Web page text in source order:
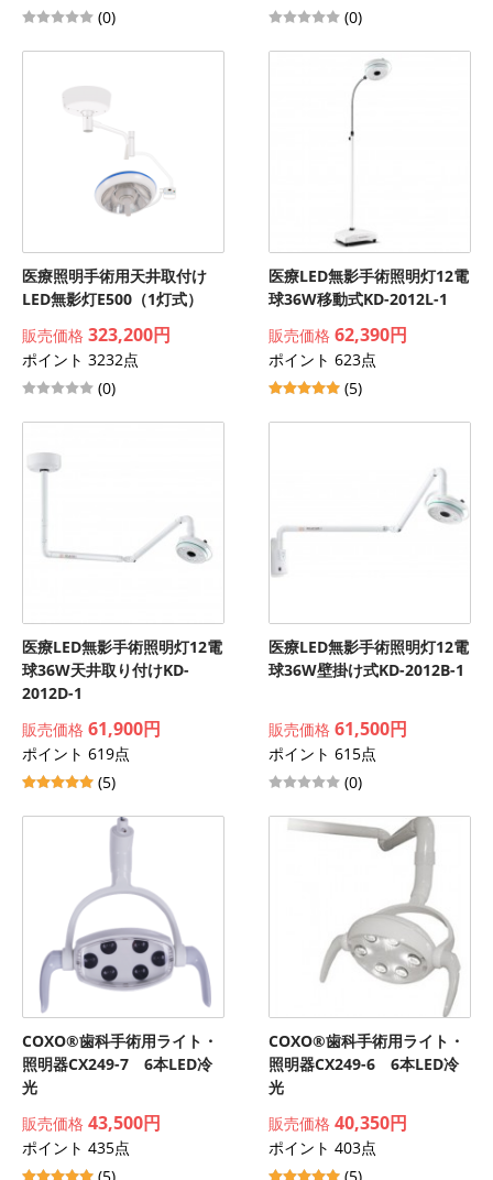
(0)
(0)
医療照明手術用天井取付け
LED無影灯E500（1灯式）
販売価格 323,200円
ポイント 3232点
(0)
医療LED無影手術照明灯12電
球36W移動式KD-2012L-1
販売価格 62,390円
ポイント 623点
(5)
医療LED無影手術照明灯12電
球36W天井取り付けKD-
2012D-1
販売価格 61,900円
ポイント 619点
(5)
医療LED無影手術照明灯12電
球36W壁掛け式KD-2012B-1
販売価格 61,500円
ポイント 615点
(0)
COXO®歯科手術用ライト・
照明器CX249-7 6本LED冷
光
販売価格 43,500円
ポイント 435点
COXO®歯科手術用ライト・
照明器CX249-6 6本LED冷
光
販売価格 40,350円
ポイント 403点